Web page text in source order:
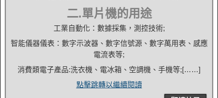
二.單片機的用途
工業自動化：數據採集，測控技術;
智能儀器儀表：數字示波器、數字信號源、數字萬用表、感應
電流表等;
消費類電子產品:洗衣機、電冰箱、空調機、手機等;[……]
點擊跳轉以繼續閱讀